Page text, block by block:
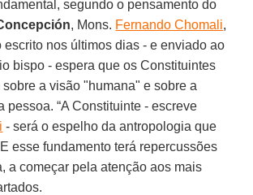
segundo o pensamento do
, Mons. Fernando Chomali,
escrito nos últimos dias - e enviado ao
bispo - espera que os Constituintes
a visão "humana" e sobre a
pessoa. “A Constituinte - escreve
- será o espelho da antropologia que
esse fundamento terá repercussões
a começar pela atenção aos mais